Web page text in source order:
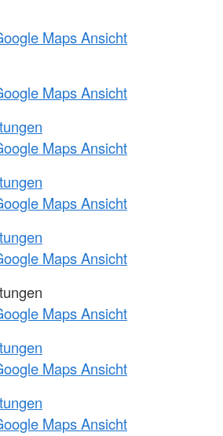
Maps Ansicht
Maps Ansicht
Maps Ansicht
Maps Ansicht
Maps Ansicht
Maps Ansicht
Maps Ansicht
Maps Ansicht